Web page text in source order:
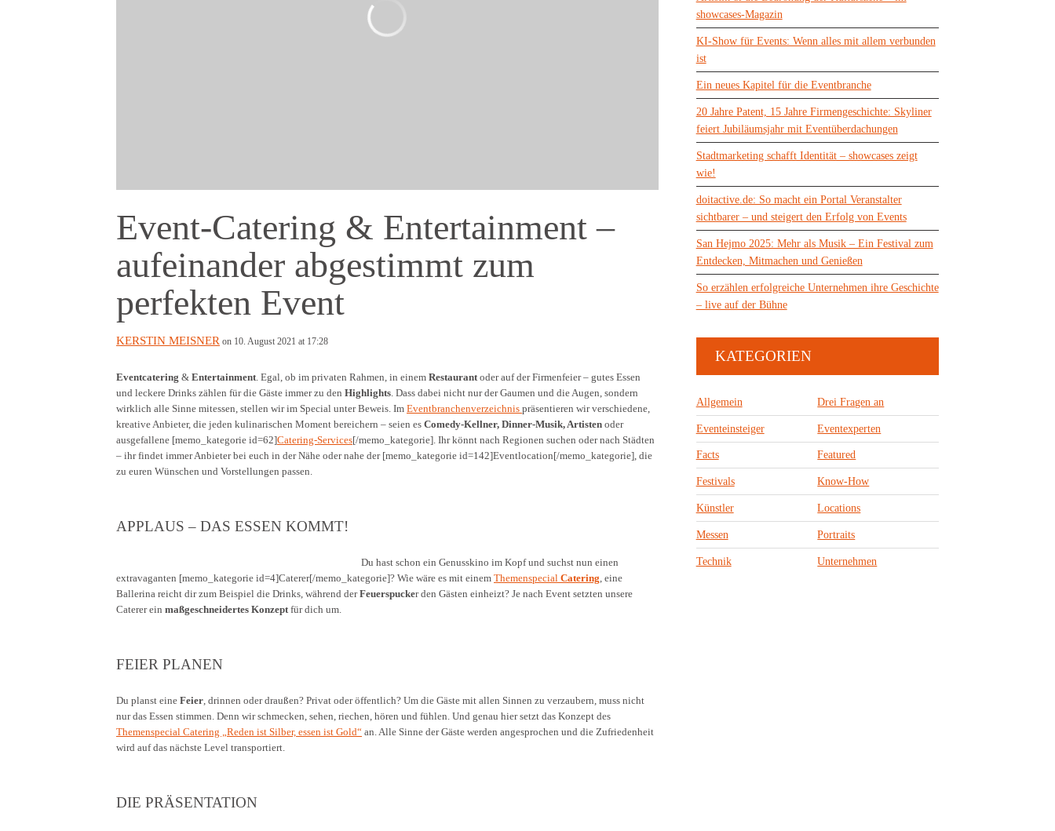
Event-Catering & Entertainment –
aufeinander abgestimmt zum
perfekten Event
KERSTIN MEISNER on 10. August 2021 at 17:28
Eventcatering & Entertainment . Egal, ob im privaten Rahmen, in einem Restaurant oder auf der Firmenfeier – gutes Essen
und leckere Drinks zählen für die Gäste immer zu den Highlights . Dass dabei nicht nur der Gaumen und die Augen, sondern
wirklich alle Sinne mitessen, stellen wir im Special unter Beweis. Im Eventbranchenverzeichnis präsentieren wir verschiedene,
kreative Anbieter, die jeden kulinarischen Moment bereichern – seien es Comedy-Kellner, Dinner-Musik, Artisten oder
ausgefallene [memo_kategorie id=62]Catering-Services[/memo_kategorie]. Ihr könnt nach Regionen suchen oder nach Städten
– ihr findet immer Anbieter bei euch in der Nähe oder nahe der [memo_kategorie id=142]Eventlocation[/memo_kategorie], die
zu euren Wünschen und Vorstellungen passen.
APPLAUS – DAS ESSEN KOMMT!
Du hast schon ein Genusskino im Kopf und suchst nun einen
extravaganten [memo_kategorie id=4]Caterer[/memo_kategorie]? Wie wäre es mit einem Themenspecial Catering , eine
Ballerina reicht dir zum Beispiel die Drinks, während derFeuerspucker den Gästen einheizt? Je nach Event setzten unsere
Caterer ein maßgeschneidertes Konzept für dich um.
FEIER PLANEN
Du planst eine Feier , drinnen oder draußen? Privat oder öffentlich? Um die Gäste mit allen Sinnen zu verzaubern, muss nicht
nur das Essen stimmen. Denn wir schmecken, sehen, riechen, hören und fühlen. Und genau hier setzt das Konzept des
Themenspecial Catering „Reden ist Silber, essen ist Gold“ an. Alle Sinne der Gäste werden angesprochen und die Zufriedenheit
wird auf das nächste Level transportiert.
DIE PRÄSENTATION
showcases-Magazin
KI-Show für Events: Wenn alles mit allem verbunden
ist
Ein neues Kapitel für die Eventbranche
20 Jahre Patent, 15 Jahre Firmengeschichte: Skyliner
feiert Jubiläumsjahr mit Eventüberdachungen
Stadtmarketing schafft Identität – showcases zeigt
wie!
doitactive.de: So macht ein Portal Veranstalter
sichtbarer – und steigert den Erfolg von Events
San Hejmo 2025: Mehr als Musik – Ein Festival zum
Entdecken, Mitmachen und Genießen
So erzählen erfolgreiche Unternehmen ihre Geschichte
– live auf der Bühne
KATEGORIEN
Allgemein Drei Fragen an
Eventeinsteiger Eventexperten
Facts Featured
Festivals Know-How
Künstler Locations
Messen Portraits
Technik Unternehmen